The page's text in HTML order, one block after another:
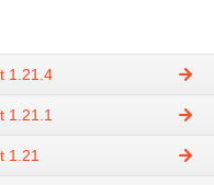
1.21.4
1.21.1
1.21